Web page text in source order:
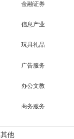
金融证券
信息产业
玩具礼品
广告服务
办公文教
商务服务
其他